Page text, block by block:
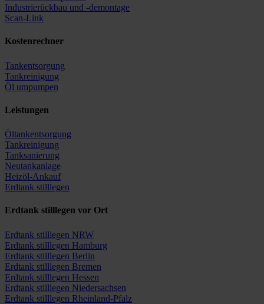
Industrierückbau und -demontage
Scan-Link
Kostenrechner
Tankentsorgung
Tankreinigung
Öl umpumpen
Leistungen
Öltankentsorgung
Tankreinigung
Tanksanierung
Neutankanlage
Heizöl-Ankauf
Erdtank stilllegen
Erdtank stilllegen vor Ort
Erdtank stilllegen NRW
Erdtank stilllegen Hamburg
Erdtank stilllegen Berlin
Erdtank stilllegen Bremen
Erdtank stilllegen Hessen
Erdtank stilllegen Niedersachsen
Erdtank stilllegen Rheinland-Pfalz